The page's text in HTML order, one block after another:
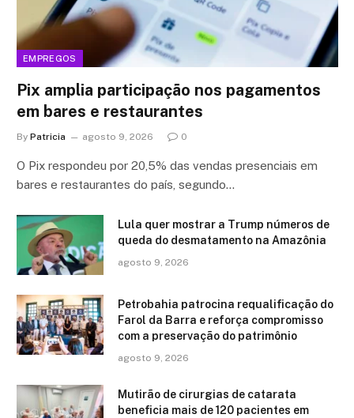
EMPREGOS
Pix amplia participação nos pagamentos
em bares e restaurantes
By Patricia agosto 9, 2026 0
O Pix respondeu por 20,5% das vendas presenciais em
bares e restaurantes do país, segundo…
Lula quer mostrar a Trump números de
queda do desmatamento na Amazônia
agosto 9, 2026
Petrobahia patrocina requalificação do
Farol da Barra e reforça compromisso
com a preservação do patrimônio
agosto 9, 2026
Mutirão de cirurgias de catarata
beneficia mais de 120 pacientes em